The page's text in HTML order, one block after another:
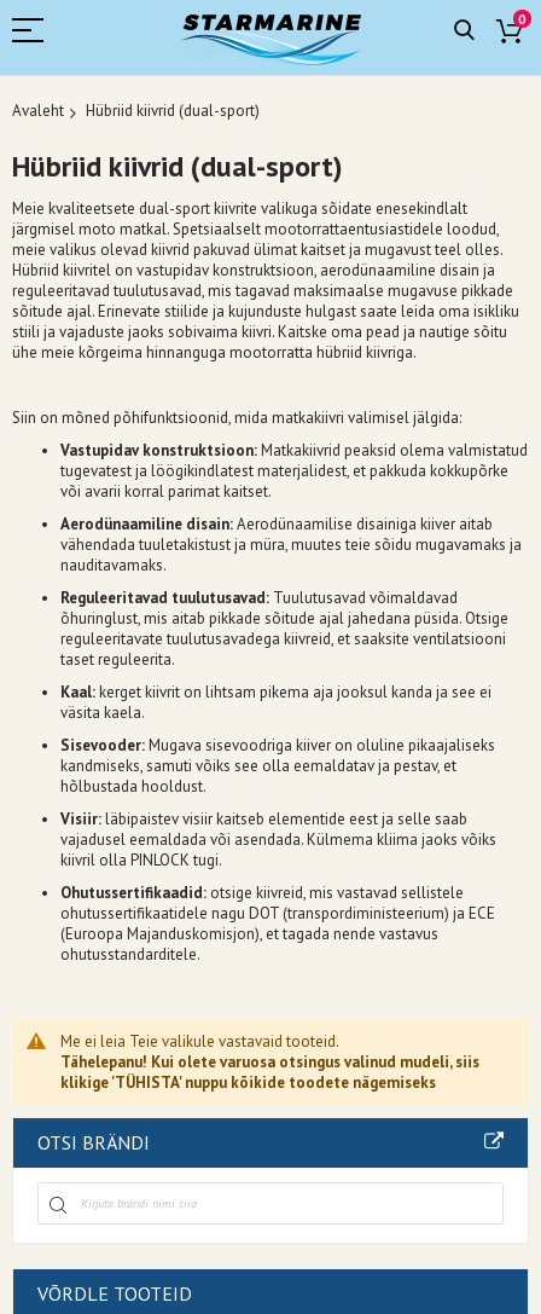
0
Avaleht Hübriid kiivrid (dual-sport)
Hübriid kiivrid (dual-sport)
Meie kvaliteetsete dual-sport kiivrite valikuga sõidate enesekindlalt
järgmisel moto matkal. Spetsiaalselt mootorrattaentusiastidele loodud,
meie valikus olevad kiivrid pakuvad ülimat kaitset ja mugavust teel olles.
Hübriid kiivritel on vastupidav konstruktsioon, aerodünaamiline disain ja
reguleeritavad tuulutusavad, mis tagavad maksimaalse mugavuse pikkade
sõitude ajal. Erinevate stiilide ja kujunduste hulgast saate leida oma isikliku
stiili ja vajaduste jaoks sobivaima kiivri. Kaitske oma pead ja nautige sõitu
ühe meie kõrgeima hinnanguga mootorratta hübriid kiivriga.
Siin on mõned põhifunktsioonid, mida matkakiivri valimisel jälgida:
Vastupidav konstruktsioon:Matkakiivrid peaksid olema valmistatud
tugevatest ja löögikindlatest materjalidest, et pakkuda kokkupõrke
või avarii korral parimat kaitset.
Aerodünaamiline disain:Aerodünaamilise disainiga kiiver aitab
vähendada tuuletakistust ja müra, muutes teie sõidu mugavamaks ja
nauditavamaks.
Reguleeritavad tuulutusavad: Tuulutusavad võimaldavad
õhuringlust, mis aitab pikkade sõitude ajal jahedana püsida. Otsige
reguleeritavate tuulutusavadega kiivreid, et saaksite ventilatsiooni
taset reguleerita.
Kaal:kerget kiivrit on lihtsam pikema aja jooksul kanda ja see ei
väsita kaela.
Sisevooder:Mugava sisevoodriga kiiver on oluline pikaajaliseks
kandmiseks, samuti võiks see olla eemaldatav ja pestav, et
hõlbustada hooldust.
Visiir:läbipaistev visiir kaitseb elementide eest ja selle saab
vajadusel eemaldada või asendada. Külmema kliima jaoks võiks
kiivril olla PINLOCK tugi.
Ohutussertifikaadid: otsige kiivreid, mis vastavad sellistele
ohutussertifikaatidele nagu DOT (transpordiministeerium) ja ECE
(Euroopa Majanduskomisjon), et tagada nende vastavus
ohutusstandarditele.
Me ei leia Teie valikule vastavaid tooteid.
Tähelepanu! Kui olete varuosa otsingus valinud mudeli, siis
klikige 'TÜHISTA' nuppu kõikide toodete nägemiseks
OTSI BRÄNDI
VÕRDLE TOOTEID